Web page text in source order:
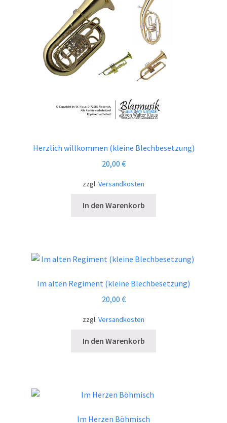
Herzlich willkommen (kleine Blechbesetzung)
20,00 €
zzgl. Versandkosten
In den Warenkorb
Im alten Regiment (kleine Blechbesetzung)
20,00 €
zzgl. Versandkosten
In den Warenkorb
Im Herzen Böhmisch